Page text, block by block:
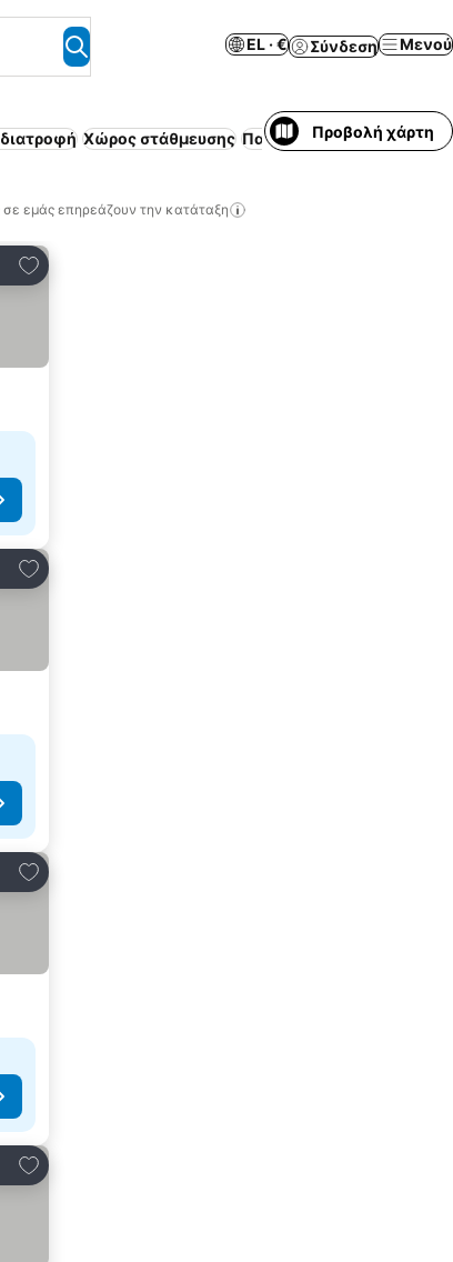
EL · € Σύνδεση Μενού
Χώρος στάθμευσης Παραλία Δέχεται
Προβολή χάρτη
εμάς επηρεάζουν την κατάταξη
Προσθήκη στα αγαπημένα
Προσθήκη στα αγαπημένα
Προσθήκη στα αγαπημένα
Προσθήκη στα αγαπημένα